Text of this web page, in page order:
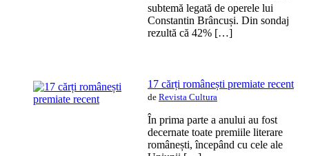
subtemă legată de operele lui
Constantin Brâncuși. Din sondaj
rezultă că 42% […]
17 cărți românești premiate recent
de Revista Cultura
În prima parte a anului au fost
decernate toate premiile literare
românești, începând cu cele ale